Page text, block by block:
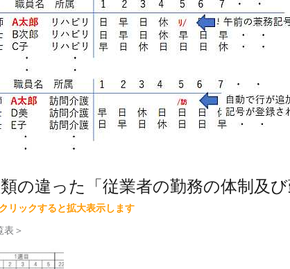
の違った「従業者の勤務の体制及
リックすると拡大表示します
表＞